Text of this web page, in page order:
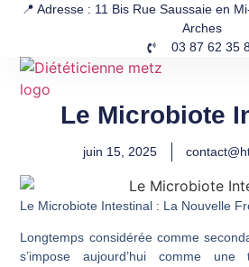
📍 Adresse : 11 Bis Rue Saussaie en
Arches
03 87 62 35
Le Microbiote
juin 15, 2025
Le Microbiote Intestinal : La Nouvelle
Longtemps considérée comme
s’impose aujourd’hui comme